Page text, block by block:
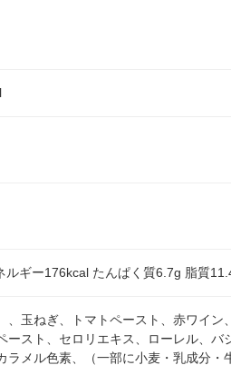
ルギー176kcal たんぱく質6.7g 脂質
、玉ねぎ、トマトペースト、赤ワイ
ースト、セロリエキス、ローレル、
ラメル色素、（一部に小麦・乳成分・